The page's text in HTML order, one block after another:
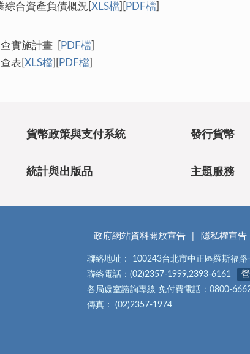
合資產負債概況[ XLS檔 PDF檔
實施計畫 [
PDF檔
表[ XLS檔 PDF檔
貨幣政策與支付系統 發行貨幣
統計與出版品 主題服務
政府網站資料開放宣告 隱私權宣告
聯絡地址： 100243台北市中正區羅斯福路
聯絡電話：(02)2357-1999,2393-6161
各局處室諮詢專線 免付費電話：0800-
傳真： (02)2357-1974